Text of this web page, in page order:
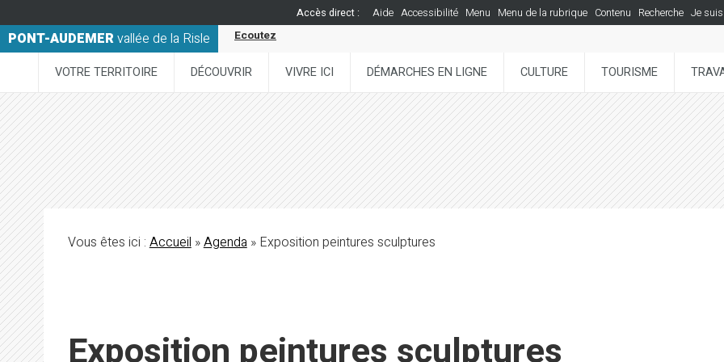
Accès direct : Aide Accessibilité Menu Menu de la rubrique Contenu Recherche Je suis
PONT-AUDEMERvallée de la Risle Ecoutez
VOTRE TERRITOIRE DÉCOUVRIR VIVRE ICI DÉMARCHES EN LIGNE CULTURE TOURISME
Vous êtes ici :Accueil»Agenda» Exposition peintures sculptures